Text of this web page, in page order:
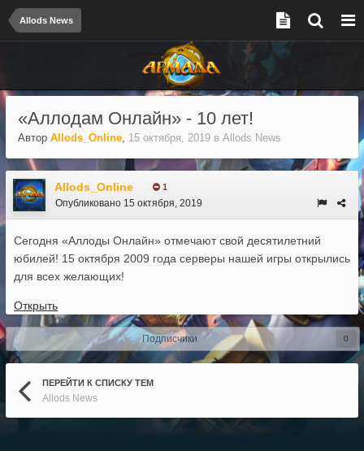
Allods News
«Аллодам Онлайн» - 10 лет!
Автор Allods_Online, 15 октября, 2019 в Allods News
Allods_Online 1
Опубликовано 15 октября, 2019
Сегодня «Аллоды Онлайн» отмечают свой десятилетний
юбилей! 15 октября 2009 года серверы нашей игры открылись
для всех желающих!
Открыть
Подписчики 0
ПЕРЕЙТИ К СПИСКУ ТЕМ
Allods News